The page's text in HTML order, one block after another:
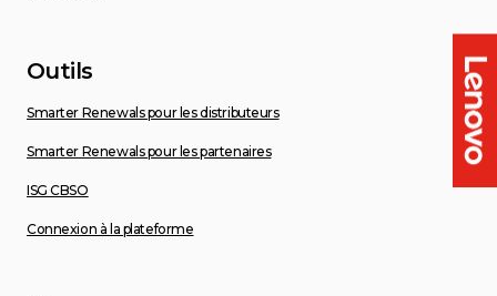
Outils
Smarter Renewals pour les distributeurs
Smarter Renewals pour les partenaires
ISG CBSO
Connexion à la plateforme